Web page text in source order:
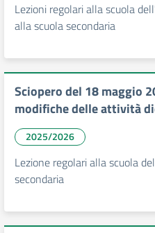
Lezioni regolari alla scuola
alla scuola secondaria
Sciopero del 18 maggio
modifiche delle attività
2025/2026
Lezione regolari alla scuola
secondaria